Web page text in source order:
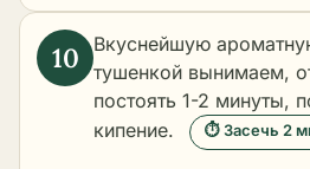
Вкуснейшую
тушенкой вынимаем,
постоять 1-2 минуты,
кипение.
⏱ Засечь 2